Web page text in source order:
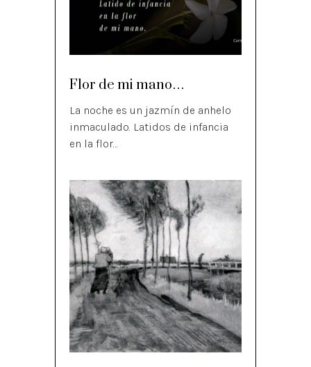
Flor de mi mano…
La noche es un jazmín de anhelo
inmaculado. Latidos de infancia
en la flor…